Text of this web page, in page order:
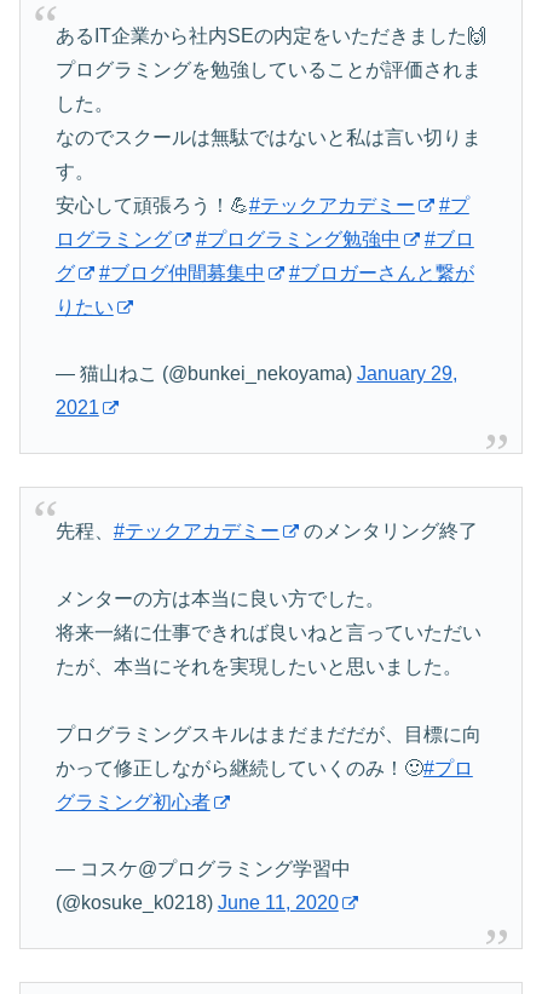
あるIT企業から社内SEの内定をいただきました🙌
プログラミングを勉強していることが評価されま
した。
なのでスクールは無駄ではないと私は言い切りま
す。
安心して頑張ろう！💪#テックアカデミー
#プ
ログラミング
#プログラミング勉強中
#ブロ
グ
#ブログ仲間募集中
#ブロガーさんと繋が
りたい
— 猫山ねこ (@bunkei_nekoyama) January 29,
2021
先程、 #テックアカデミー のメンタリング終了
メンターの方は本当に良い方でした。
将来一緒に仕事できれば良いねと言っていただい
たが、本当にそれを実現したいと思いました。
プログラミングスキルはまだまだだが、目標に向
かって修正しながら継続していくのみ！🙂#プロ
グラミング初心者
— コスケ@プログラミング学習中
(@kosuke_k0218) June 11, 2020